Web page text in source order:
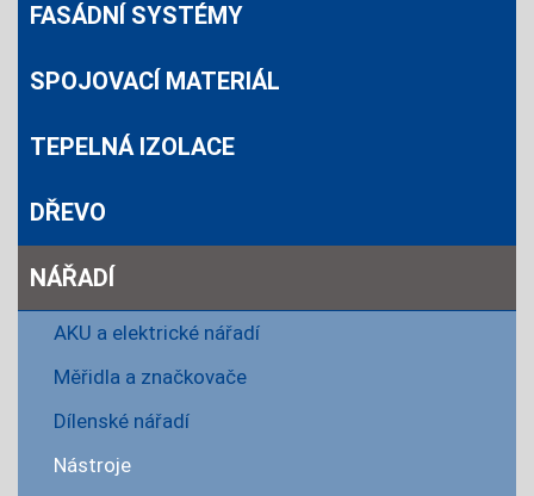
FASÁDNÍ SYSTÉMY
SPOJOVACÍ MATERIÁL
TEPELNÁ IZOLACE
DŘEVO
NÁŘADÍ
AKU a elektrické nářadí
Měřidla a značkovače
Dílenské nářadí
Nástroje